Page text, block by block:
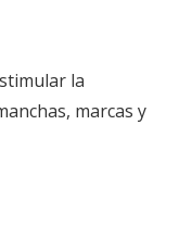
la
marcas y